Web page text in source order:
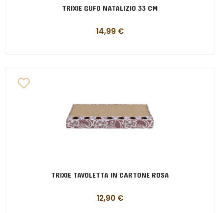
TRIXIE GUFO NATALIZIO 33 CM
14,99 €
TRIXIE TAVOLETTA IN CARTONE ROSA
12,90 €